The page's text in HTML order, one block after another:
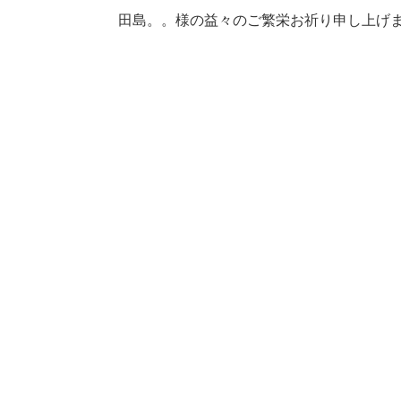
田島。。様の益々のご繁栄お祈り申し上げ